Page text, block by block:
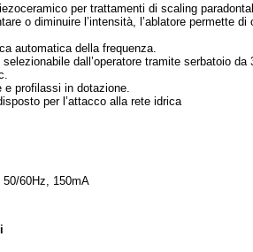
per trattamenti di scaling
o diminuire l’intensità, l’ablatore permette
automatica della frequenza.
dall’operatore tramite serbatoio
profilassi in dotazione.
per l’attacco alla rete idrica
60Hz, 150mA